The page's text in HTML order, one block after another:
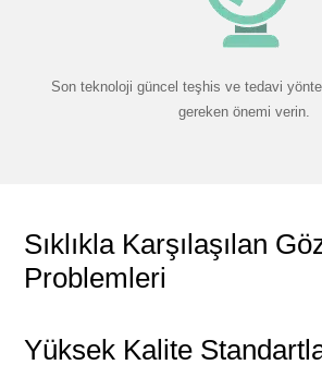
Son teknoloji güncel teşhis ve tedavi
gereken önemi verin.
Sıklıkla Karşılaşılan
Problemleri
Yüksek Kalite